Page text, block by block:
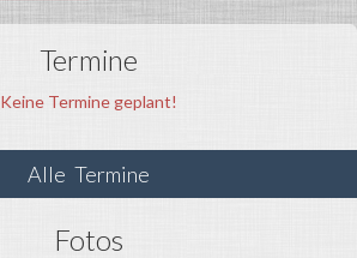
Termine
Keine Termine geplant!
Alle Termine
Fotos